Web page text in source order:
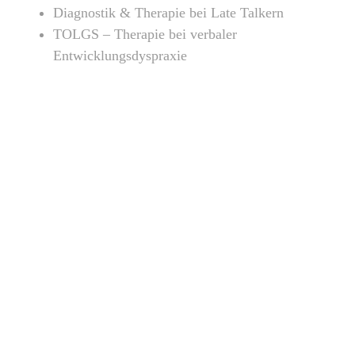
Diagnostik & Therapie bei Late Talkern
TOLGS – Therapie bei verbaler
Entwicklungsdyspraxie